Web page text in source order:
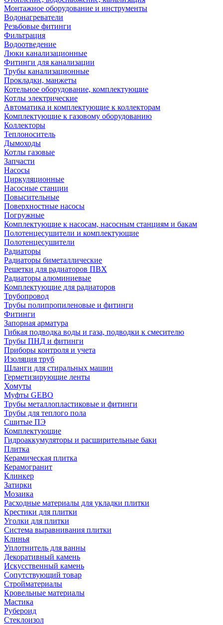
Монтажное оборудование и инструменты
Водонагреватели
Резьбовые фитинги
Фильтрация
Водоотведение
Люки канализационные
Фитинги для канализации
Трубы канализационные
Прокладки, манжеты
Котельное оборудование, комплектующие
Котлы электрические
Автоматика и комплектующие к коллекторам
Комплектующие к газовому оборудованию
Коллекторы
Теплоноситель
Дымоходы
Котлы газовые
Запчасти
Насосы
Циркуляционные
Насосные станции
Повысительные
Поверхностные насосы
Погружные
Комплектующие к насосам, насосным станциям и бакам
Полотенцесушители и комплектующие
Полотенцесушители
Радиаторы
Радиаторы биметаллические
Решетки для радиаторов ПВХ
Радиаторы алюминиевые
Комплектующие для радиаторов
Трубопровод
Трубы полипропиленовые и фитинги
Фитинги
Запорная арматура
Гибкая подводка воды и газа, подводки к смесителю
Трубы ПНД и фитинги
Приборы контроля и учета
Изоляция труб
Шланги для стиральных машин
Герметизирующие ленты
Хомуты
Муфты GEBO
Трубы металлопластиковые и фитинги
Трубы для теплого пола
Сшитые ПЭ
Комплектующие
Гидроаккумуляторы и расширительные баки
Плитка
Керамическая плитка
Керамогранит
Клинкер
Затирки
Мозаика
Расходные материалы для укладки плитки
Крестики для плитки
Уголки для плитки
Система выравнивания плитки
Клинья
Уплотнитель для ванны
Декоративный камень
Искусственный камень
Сопутствующий товар
Стройматериалы
Кровельные материалы
Мастика
Рубероид
Стеклоизол